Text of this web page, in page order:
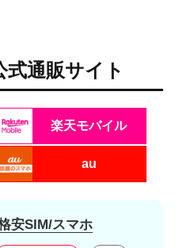
式通販サイト
楽天モバイル
au
安SIM/スマホ